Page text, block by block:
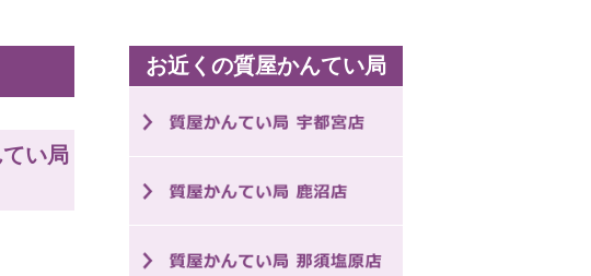
い局
お近くの質屋かんてい局